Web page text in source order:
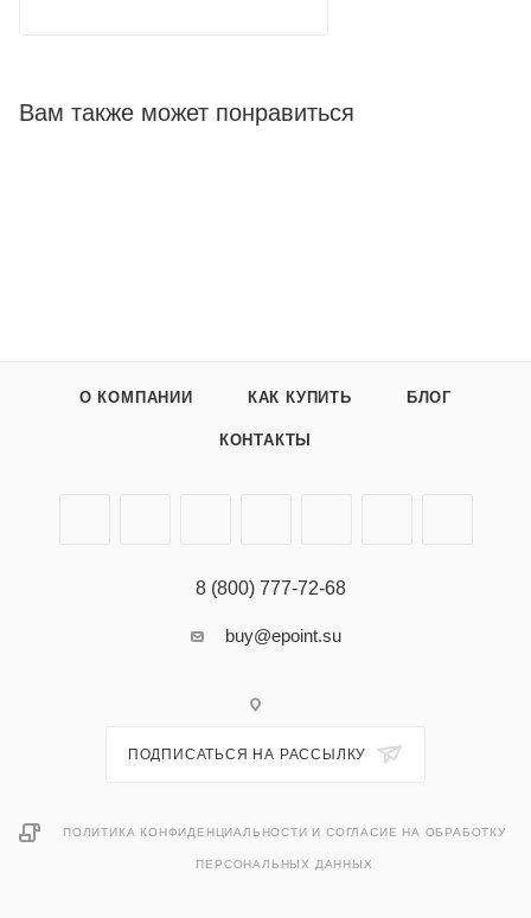
Вам также может понравиться
О КОМПАНИИ КАК КУПИТЬ БЛОГ
КОНТАКТЫ
8 (800) 777-72-68
buy@epoint.su
ПОДПИСАТЬСЯ НА РАССЫЛКУ
ПОЛИТИКА КОНФИДЕНЦИАЛЬНОСТИ И СОГЛАСИЕ НА ОБРАБОТКУ
ПЕРСОНАЛЬНЫХ ДАННЫХ